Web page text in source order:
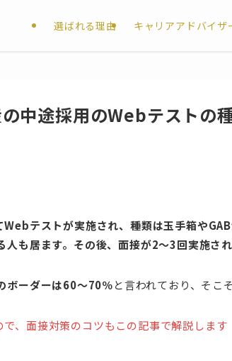
選ばれる理由 キャリアアドバイザ
の中途採用のWebテストの
テストが実施され、種類は玉手箱や
も居ます。その後、面接が2〜3回実施され
ボーダーは60～70％と言われており、そこ
、面接対策のコツもこの記事で解説します